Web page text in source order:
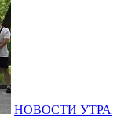
НОВОСТИ УТРА